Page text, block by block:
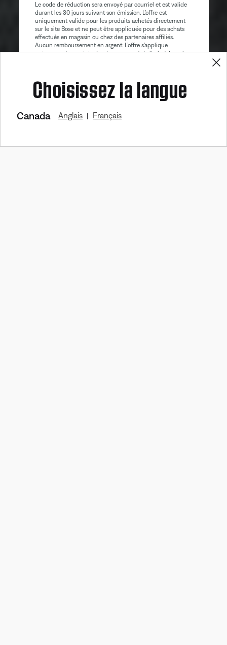
Le code de réduction sera envoyé par courriel et est valide
durant les 30 jours suivant son émission. L’offre est
uniquement valide pour les produits achetés directement
sur le site Bose et ne peut être appliquée pour des achats
effectués en magasin ou chez des partenaires affiliés.
Aucun remboursement en argent. L’offre s’applique
uniquement au prix indiqué au moment de l’achat. La valeur
complète des conditions générales. Cette offre peut être
modifiée sans préavis. Vous pouvez vous désinscrire de
notre bulletin électronique à tout moment. Veuillez prendre
Choisissez la langue
Canada Anglais | Français